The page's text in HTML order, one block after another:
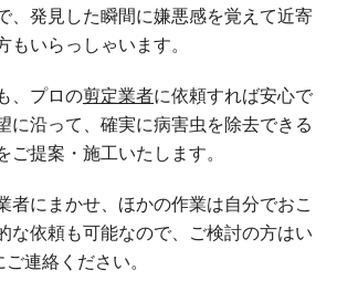
、発見した瞬間に嫌悪感を覚えて近寄
もいらっしゃいます。
、プロの剪定業者に依頼すれば安心で
に沿って、確実に病害虫を除去できる
ご提案・施工いたします。
者にまかせ、ほかの作業は自分でおこ
な依頼も可能なので、ご検討の方はい
連絡ください。